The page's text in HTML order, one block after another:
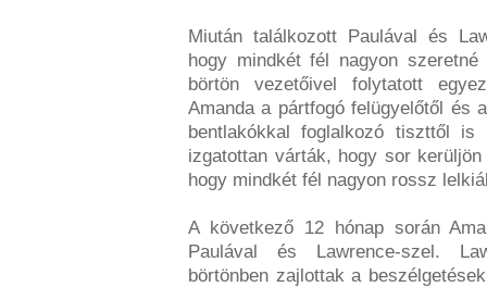
Miután találkozott Paulával és
hogy mindkét fél nagyon
börtön vezetőivel folytatott
Amanda a pártfogó felügyelőtől és
bentlakókkal foglalkozó tiszttől
izgatottan várták, hogy sor
hogy mindkét fél nagyon rossz
A következő 12 hónap során
Paulával és Lawrence-szel.
börtönben zajlottak a